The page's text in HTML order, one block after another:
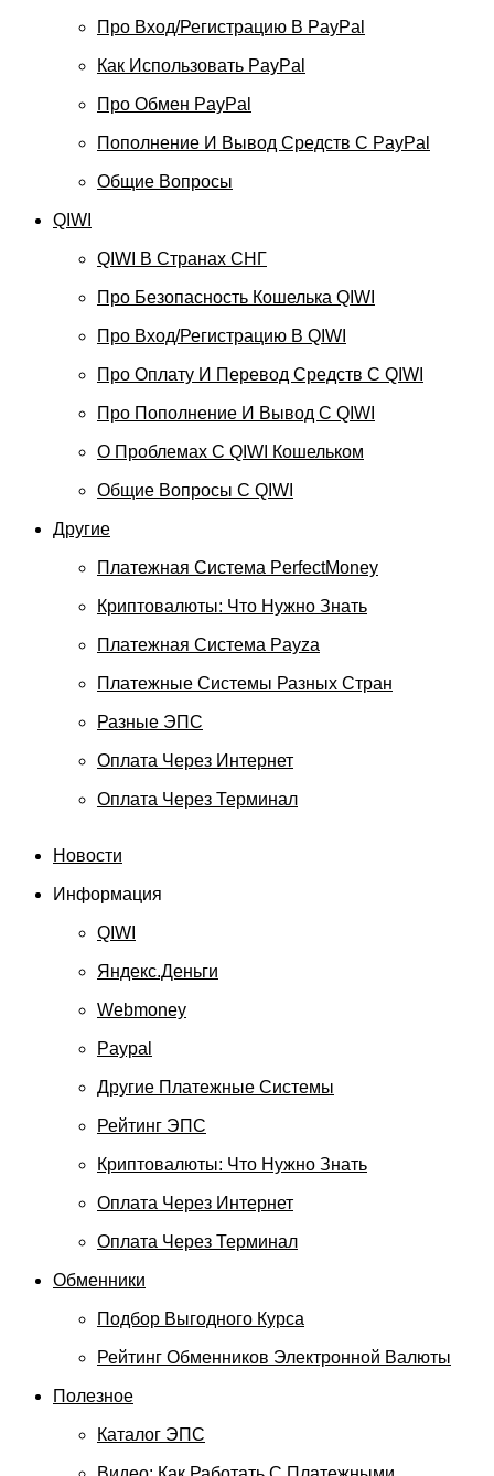
Про Вход/регистрацию В PayPal
Как Использовать PayPal
Про Обмен PayPal
Пополнение И Вывод Средств С PayPal
Общие Вопросы
QIWI
QIWI В Странах СНГ
Про Безопасность Кошелька QIWI
Про Вход/регистрацию В QIWI
Про Оплату И Перевод Средств C QIWI
Про Пополнение И Вывод С QIWI
О Проблемах С QIWI Кошельком
Общие Вопросы С QIWI
Другие
Платежная Система PerfectMoney
Криптовалюты: Что Нужно Знать
Платежная Система Payza
Платежные Системы Разных Стран
Разные ЭПС
Оплата Через Интернет
Оплата Через Терминал
Новости
Информация
QIWI
Яндекс.Деньги
Webmoney
Paypal
Другие Платежные Системы
Рейтинг ЭПС
Криптовалюты: Что Нужно Знать
Оплата Через Интернет
Оплата Через Терминал
Обменники
Подбор Выгодного Курса
Рейтинг Обменников Электронной Валюты
Полезное
Каталог ЭПС